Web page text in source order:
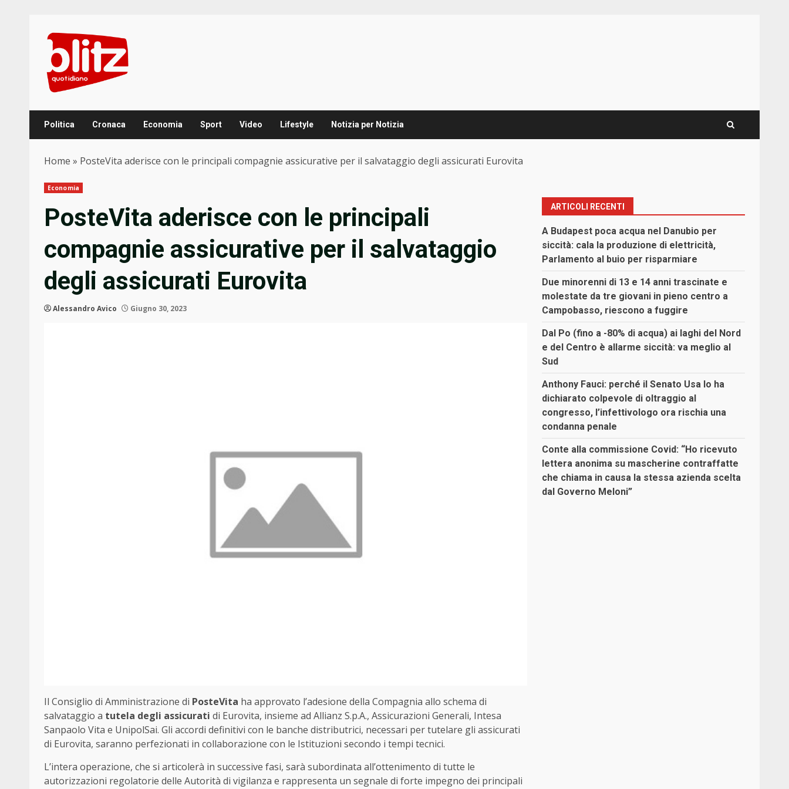
content
Politica Cronaca Economia Sport Video Lifestyle Notizia per Notizia
Home » PosteVita aderisce con le principali compagnie assicurative per il salvataggio degli assicurati Eurovita
Economia
PosteVita aderisce con le principali
compagnie assicurative per il salvataggio
degli assicurati Eurovita
Alessandro Avico Giugno 30, 2023
Il Consiglio di Amministrazione di PosteVita ha approvato l’adesione della Compagnia allo schema di
salvataggio a tutela degli assicurati di Eurovita, insieme ad Allianz S.p.A., Assicurazioni Generali, Intesa
Sanpaolo Vita e UnipolSai. Gli accordi definitivi con le banche distributrici, necessari per tutelare gli assicurati
di Eurovita, saranno perfezionati in collaborazione con le Istituzioni secondo i tempi tecnici.
L’intera operazione, che si articolerà in successive fasi, sarà subordinata all’ottenimento di tutte le
autorizzazioni regolatorie delle Autorità di vigilanza e rappresenta un segnale di forte impegno dei principali
ARTICOLI RECENTI
A Budapest poca acqua nel Danubio per
siccità: cala la produzione di elettricità,
Parlamento al buio per risparmiare
Due minorenni di 13 e 14 anni trascinate e
molestate da tre giovani in pieno centro a
Campobasso, riescono a fuggire
Dal Po (fino a -80% di acqua) ai laghi del Nord
e del Centro è allarme siccità: va meglio al
Sud
Anthony Fauci: perché il Senato Usa lo ha
dichiarato colpevole di oltraggio al
congresso, l’infettivologo ora rischia una
condanna penale
Conte alla commissione Covid: “Ho ricevuto
lettera anonima su mascherine contraffatte
che chiama in causa la stessa azienda scelta
dal Governo Meloni”